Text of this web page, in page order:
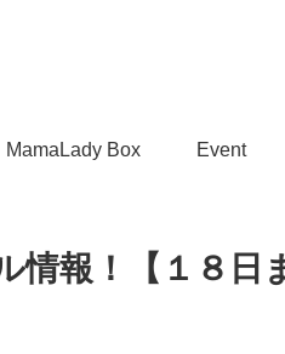
MamaLady Box Event
情報！【１８日